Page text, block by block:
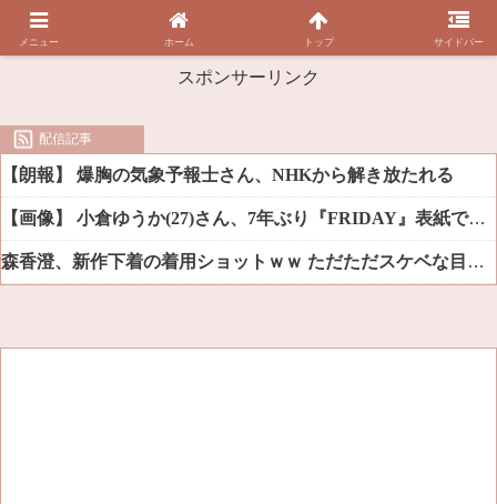
スポンサーリンク
配信記事
【朗報】 爆胸の気象予報士さん、NHKから解き放たれる
【画像】 小倉ゆうか(27)さん、7年ぶり『FRIDAY』表紙で神ボディ大解放
森香澄、新作下着の着用ショットｗｗ ただただスケベな目でしか見れんだろ！！
メニュー ホーム トップ サイドバー